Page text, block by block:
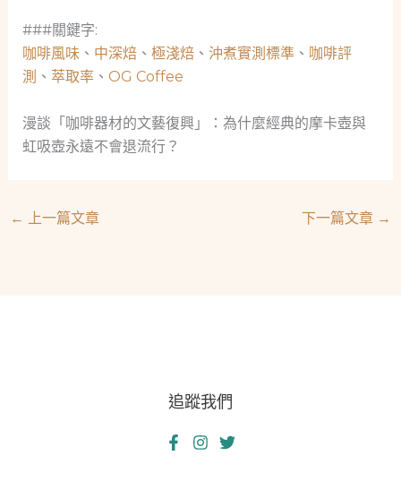
###關鍵字:
咖啡風味、 中深焙、 極淺焙、 沖煮實測標準、 咖啡評
測 、 萃取率、 OG Coffee
漫談「咖啡器材的文藝復興」：為什麼經典的摩卡壺與
虹吸壺永遠不會退流行？
← 上一篇文章 下一篇文章 →
追蹤我們